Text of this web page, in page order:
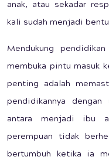
anak, atau sekadar
kali sudah menjadi
Mendukung
membuka pintu masuk
penting adalah
pendidikannya
antara menjadi ibu
perempuan tidak
bertumbuh ketika ia